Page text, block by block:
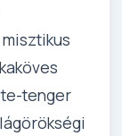
tenger